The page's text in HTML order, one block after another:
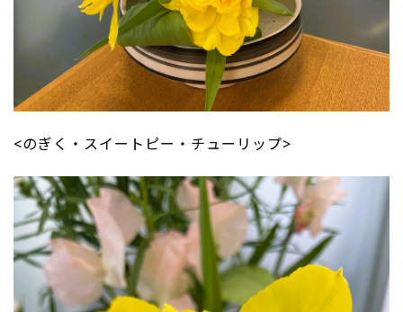
<のぎく・スイートピー・チューリップ>